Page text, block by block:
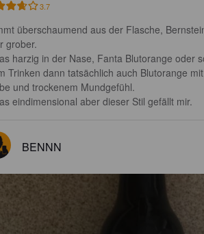
3.7
überschaumend aus der Flasche,
grober.
harzig in der Nase, Fanta Blutorange oder
Trinken dann tatsächlich auch Blutorange
und trockenem Mundgefühl.
eindimensional aber dieser Stil gefällt mir.
BENNN